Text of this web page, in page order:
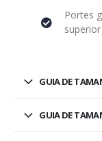
Portes
GUIA DE
GUIA DE